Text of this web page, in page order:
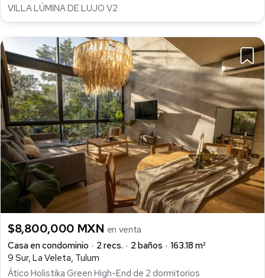
VILLA LÚMINA DE LUJO V2
$8,800,000 MXN en venta
Casa en condominio
2 recs. 2 baños
163.18 m²
9 Sur, La Veleta, Tulum
Ático Holistika Green High-End de 2 dormitorios